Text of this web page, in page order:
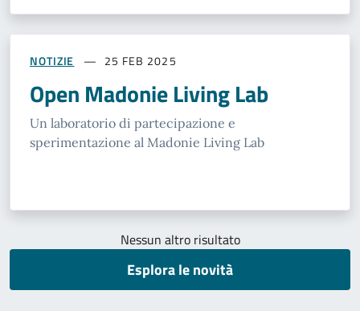
NOTIZIE 25 FEB 2025
Open Madonie Living Lab
Un laboratorio di partecipazione e
sperimentazione al Madonie Living Lab
Nessun altro risultato
Esplora le novità